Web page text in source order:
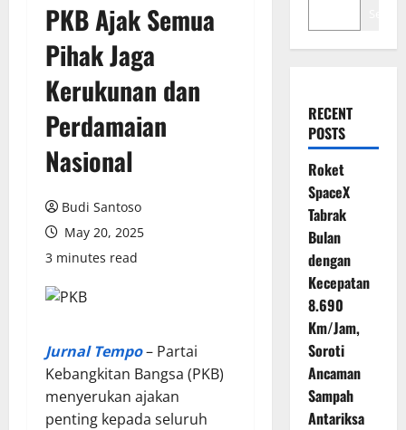
PKB Ajak Semua
Pihak Jaga
Kerukunan dan
Perdamaian
Nasional
Budi Santoso
May 20, 2025
3 minutes read
Jurnal Tempo– Partai
Kebangkitan Bangsa (PKB)
menyerukan ajakan
penting kepada seluruh
RECENT
POSTS
Roket
SpaceX
Tabrak
Bulan
dengan
Kecepatan
8.690
Km/Jam,
Soroti
Ancaman
Sampah
Antariksa